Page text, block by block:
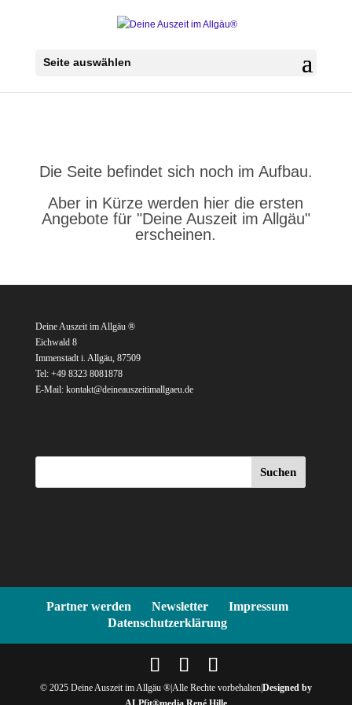
Seite auswählen
Die Seite befindet sich noch im Aufbau.
Aber in Kürze werden hier die ersten
Angebote für "Deine Auszeit im Allgäu"
erscheinen.
Deine Auszeit im Allgäu ®
Eichwald 8
Immenstadt i. Allgäu, 87509
Tel: +49 8323 8081878
E-Mail: kontakt@deineauszeitimallgaeu.de
Suchen
Partner werden Newsletter
Impressum
Datenschutzerklärung
© 2025 Deine Auszeit im Allgäu ®|Alle Rechte vorbehalten|Designed by